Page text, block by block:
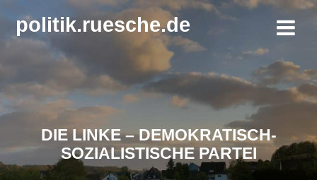
Zum
Inhalt
springen
politik.ruesche.de
DIE LINKE – DEMOKRATISCH-
SOZIALISTISCHE PARTEI